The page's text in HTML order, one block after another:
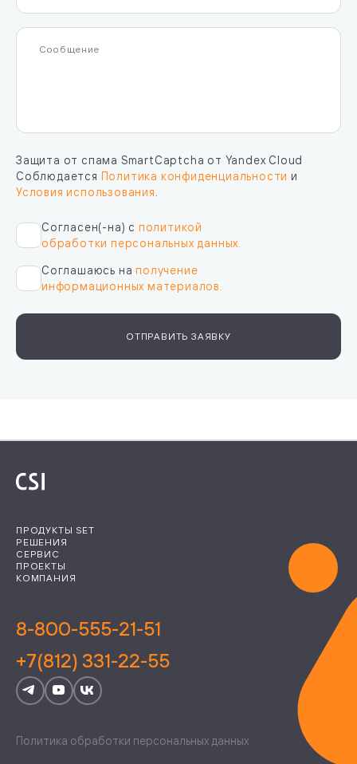
Защита от спама SmartCaptcha от Yandex Cloud
Соблюдается Политика конфиденциальности и
Условия использования.
Согласен(-на) с политикой
обработки персональных данных.
Соглашаюсь наполучение
информационных материалов.
ОТПРАВИТЬ ЗАЯВКУ
ПРОДУКТЫ SET
РЕШЕНИЯ
СЕРВИС
ПРОЕКТЫ
КОМПАНИЯ
8-800-555-21-51
+7(812) 331-22-55
Политика обработки персональных данных